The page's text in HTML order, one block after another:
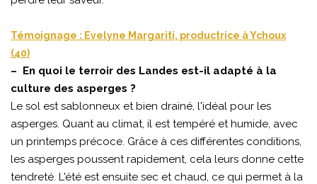
Témoignage : Evelyne Margariti, productrice à Ychoux
(40)
– En quoi le terroir des Landes est-il adapté à la
culture des asperges ?
Le sol est sablonneux et bien drainé, l'idéal pour les
asperges. Quant au climat, il est tempéré et humide, avec
un printemps précoce. Grâce à ces différentes conditions,
les asperges poussent rapidement, cela leurs donne cette
tendreté. L'été est ensuite sec et chaud, ce qui permet à la